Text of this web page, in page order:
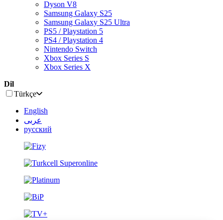
Dyson V8
Samsung Galaxy S25
Samsung Galaxy S25 Ultra
PS5 / Playstation 5
PS4 / Playstation 4
Nintendo Switch
Xbox Series S
Xbox Series X
Dil
Türkçe
English
عربى
русский